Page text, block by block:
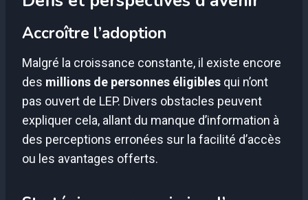
Accroître l’adoption
Malgré la croissance constante, il existe encore
des millions de personnes éligibles qui n’ont
pas ouvert de LEP. Divers obstacles peuvent
expliquer cela, allant du manque d’information à
des perceptions erronées sur la facilité d’accès
ou les avantages offerts.